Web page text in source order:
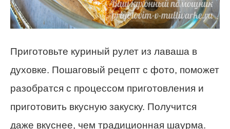
Приготовьте куриный рулет из лаваша в
духовке. Пошаговый рецепт с фото, поможет
разобратся с процессом приготовления и
приготовить вкусную закуску. Получится
даже вкуснее, чем традиционная шаурма.